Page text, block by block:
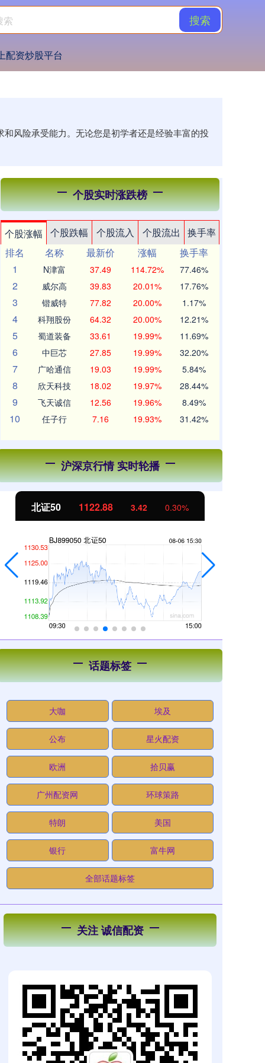
搜索
配资炒股平台
风险承受能力。无论您是初学者还是经验丰富的投
个股实时涨跌榜
个股涨幅 个股跌幅 个股流入 个股流出
换手率
排名
名称 最新价 涨幅
换手率
1
N津富 37.49 114.72% 77.46%
2 威尔高 39.83 20.01% 17.76%
3 锴威特 77.82 20.00% 1.17%
4 科翔股份 64.32 20.00% 12.21%
5 蜀道装备 33.61 19.99% 11.69%
6 中巨芯 27.85 19.99% 32.20%
7 广哈通信 19.03 19.99% 5.84%
8 欣天科技 18.02 19.97% 28.44%
9 飞天诚信 12.56 19.96% 8.49%
10 任子行 7.16 19.93% 31.42%
沪深京行情 实时轮播
北证50 1122.88 3.42 0.30%
话题标签
大咖 埃及
公布 星火配资
欧洲 拾贝赢
广州配资网 环球策路
特朗 美国
银行 富牛网
全部话题标签
关注 诚信配资